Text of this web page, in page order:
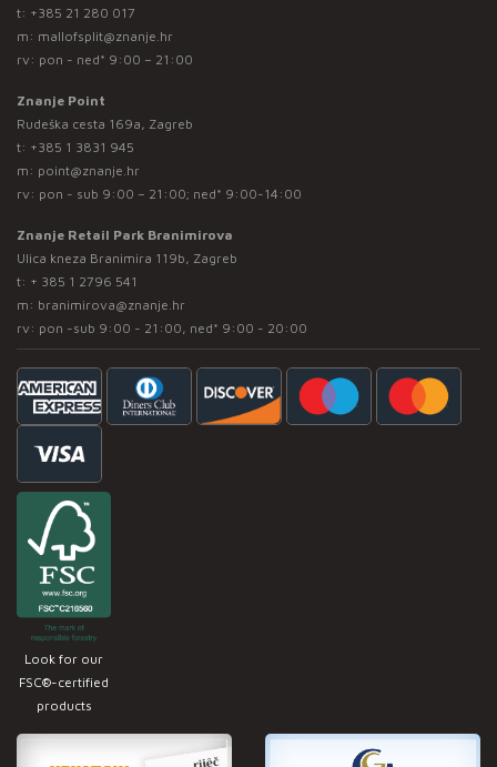
t: +385 21 280 017
m: mallofsplit@znanje.hr
rv: pon - ned* 9:00 – 21:00
Znanje Point
Rudeška cesta 169a, Zagreb
t: +385 1 3831 945
m: point@znanje.hr
rv: pon - sub 9:00 – 21:00; ned* 9:00-14:00
Znanje Retail Park Branimirova
Ulica kneza Branimira 119b, Zagreb
t: + 385 1 2796 541
m: branimirova@znanje.hr
rv: pon -sub 9:00 - 21:00, ned* 9:00 - 20:00
Look for our
FSC®-certified
products